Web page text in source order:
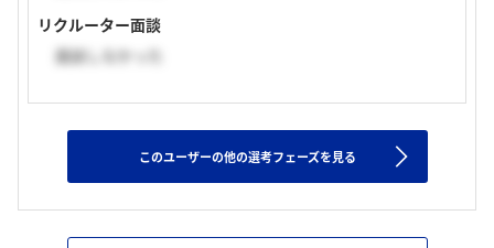
リクルーター面談
面談しなかった
このユーザーの他の選考フェーズを見る